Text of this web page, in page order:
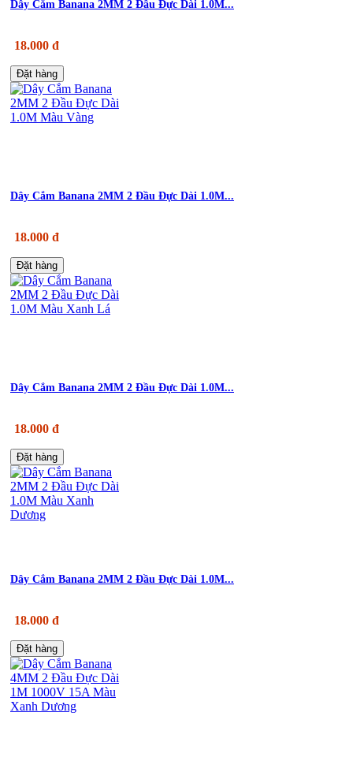
Dây Cắm Banana 2MM 2 Đầu Đực Dài 1.0M...
18.000 đ
Đặt hàng
Dây Cắm Banana 2MM 2 Đầu Đực Dài 1.0M...
18.000 đ
Đặt hàng
Dây Cắm Banana 2MM 2 Đầu Đực Dài 1.0M...
18.000 đ
Đặt hàng
Dây Cắm Banana 2MM 2 Đầu Đực Dài 1.0M...
18.000 đ
Đặt hàng